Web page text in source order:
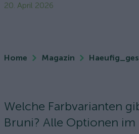
20. April 2026
Home Magazin
Welche Farbvarianten
Bruni? Alle Optionen